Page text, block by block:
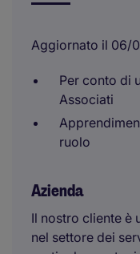
Aggiornato il 06/
Per conto di
Associati
ruolo
Azienda
Il nostro cliente è
nel settore dei